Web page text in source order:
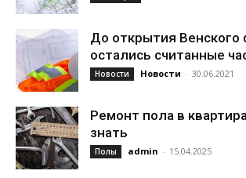
До открытия Венского
остались считанные
Новости Новости - 30.06.2021
Ремонт пола в
знать
Полы admin - 15.04.2025